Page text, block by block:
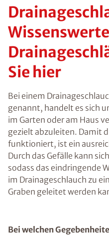
Sie hier
Bei einem
genannt, handelt es sich
im Garten oder am Haus
gezielt abzuleiten. Damit
funktioniert, ist ein
Durch das Gefälle kann
sodass das eindringende
im Drainageschlauch zu
Graben geleitet werden
Bei welchen